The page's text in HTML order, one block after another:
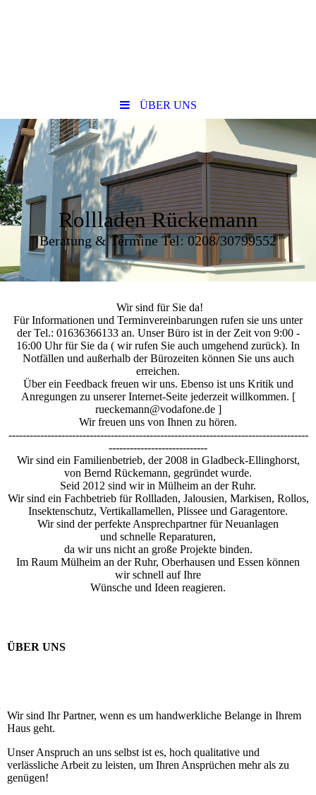
ÜBER UNS
Rollladen Rückemann
Beratung & Termine Tel: 0208/30799552
Wir sind für Sie da!
Für Informationen und Terminvereinbarungen rufen sie uns unter
der Tel.: 01636366133 an. Unser Büro ist in der Zeit von 9:00 -
16:00 Uhr für Sie da ( wir rufen Sie auch umgehend zurück). In
Notfällen und außerhalb der Bürozeiten können Sie uns auch
erreichen.
Über ein Feedback freuen wir uns. Ebenso ist uns Kritik und
Anregungen zu unserer Internet-Seite jederzeit willkommen. [
rueckemann@vodafone.de ]
Wir freuen uns von Ihnen zu hören.
-------------------------------------------------------------------------------------
----------------------------
Wir sind ein Familienbetrieb, der 2008 in Gladbeck-Ellinghorst,
von Bernd Rückemann, gegründet wurde.
Seid 2012 sind wir in Mülheim an der Ruhr.
Wir sind ein Fachbetrieb für Rollladen, Jalousien, Markisen, Rollos,
Insektenschutz, Vertikallamellen, Plissee und Garagentore.
Wir sind der perfekte Ansprechpartner für Neuanlagen
und schnelle Reparaturen,
da wir uns nicht an große Projekte binden.
Im Raum Mülheim an der Ruhr, Oberhausen und Essen können
wir schnell auf Ihre
Wünsche und Ideen reagieren.
ÜBER UNS
Wir sind Ihr Partner, wenn es um handwerkliche Belange in Ihrem
Haus geht.
Unser Anspruch an uns selbst ist es, hoch qualitative und
verlässliche Arbeit zu leisten, um Ihren Ansprüchen mehr als zu
genügen!